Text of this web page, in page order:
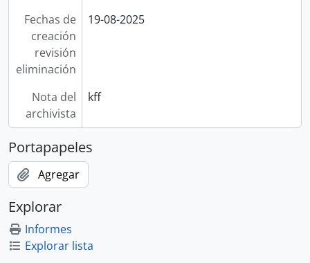
Fechas de
creación
revisión
eliminación
19-08-2025
Nota del
archivista
kff
Portapapeles
Agregar
Explorar
Informes
Explorar lista